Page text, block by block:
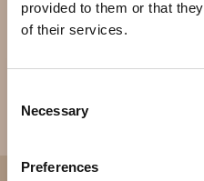
provided to them or that
of their services.
Selection
Necessary
Preferences